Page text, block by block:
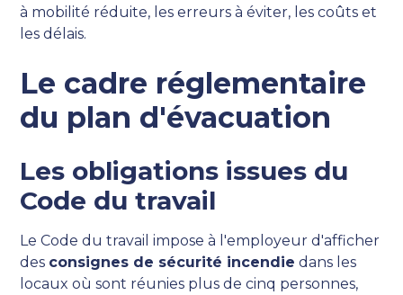
à mobilité réduite, les erreurs à éviter, les coûts et
les délais.
Le cadre réglementaire
du plan d'évacuation
Les obligations issues du
Code du travail
Le Code du travail impose à l'employeur d'afficher
des consignes de sécurité incendie dans les
locaux où sont réunies plus de cinq personnes,